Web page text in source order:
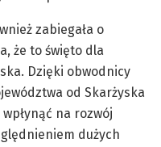
zabiegała o
że to święto dla
Dzięki obwodnicy
od Skarżyska
na rozwój
dużych